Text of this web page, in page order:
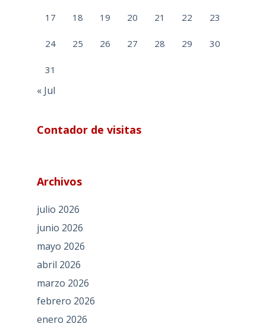
17 18 19 20 21 22 23
24 25 26 27 28 29 30
31
« Jul
Contador de visitas
Archivos
julio 2026
junio 2026
mayo 2026
abril 2026
marzo 2026
febrero 2026
enero 2026